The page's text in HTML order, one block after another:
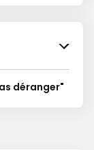
déranger"